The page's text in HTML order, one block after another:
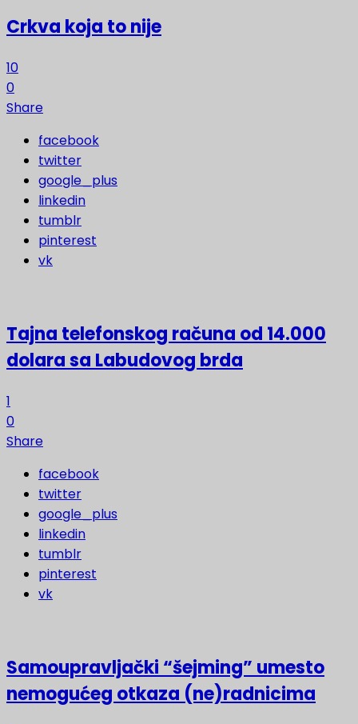
Crkva koja to nije
10
0
Share
facebook
twitter
google_plus
linkedin
tumblr
pinterest
vk
Tajna telefonskog računa od 14.000
dolara sa Labudovog brda
1
0
Share
facebook
twitter
google_plus
linkedin
tumblr
pinterest
vk
Samoupravljački “šejming” umesto
nemogućeg otkaza (ne)radnicima